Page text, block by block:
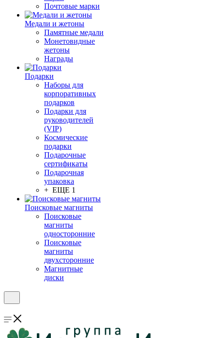
Почтовые марки
Медали и жетоны
Памятные медали
Монетовидные
жетоны
Награды
Подарки
Наборы для
корпоративных
подарков
Подарки для
руководителей
(VIP)
Космические
подарки
Подарочные
сертификаты
Подарочная
упаковка
+ ЕЩЕ 1
Поисковые магниты
Поисковые
магниты
односторонние
Поисковые
магниты
двухсторонние
Магнитные
диски